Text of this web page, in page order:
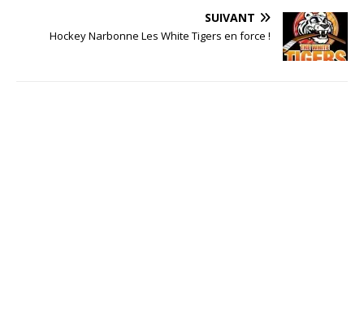
SUIVANT
Hockey Narbonne Les White Tigers en force !